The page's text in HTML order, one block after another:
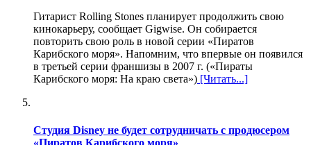
Гитарист Rolling Stones планирует продолжить свою
кинокарьеру, сообщает Gigwise. Он собирается
повторить свою роль в новой серии «Пиратов
Карибского моря». Напомним, что впервые он появился
в третьей серии франшизы в 2007 г. («Пираты
Карибского моря: На краю света») [Читать...]
Студия Disney не будет сотрудничать с продюсером
«Пиратов Карибского моря»